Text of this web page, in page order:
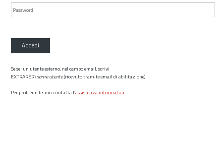
Accedi
Se sei un utente esterno, nel campo email, scrivi
EXTRARER\nome utente(ricevuto tramite email di abilitazione)
Per problemi tecnici contatta l’assistenza informatica.